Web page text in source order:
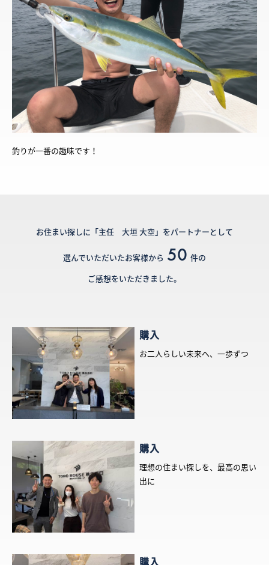
釣りが一番の趣味です！
お住まい探しに「主任 大垣 大空」をパートナーとして
選んでいただいたお客様から 50 件の
ご感想をいただきました。
購入
お二人らしい未来へ、一歩ずつ
購入
理想の住まい探しを、最高の思い
出に
購入